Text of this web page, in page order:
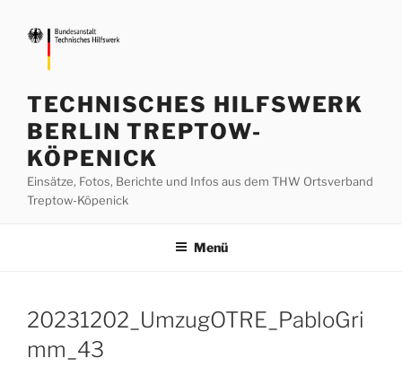
Inhalt
springen
TECHNISCHES HILFSWERK
BERLIN TREPTOW-
KÖPENICK
Einsätze, Fotos, Berichte und Infos aus dem THW Ortsverband
Treptow-Köpenick
Menü
20231202_UmzugOTRE_PabloGri
mm_43